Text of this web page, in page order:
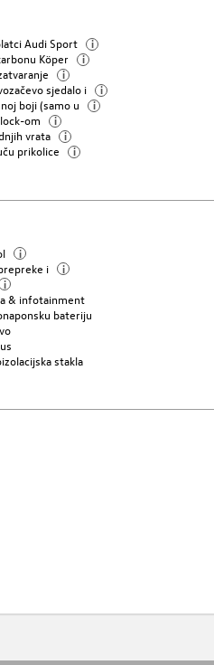
Audi Sport i
Köper i
i
sjedalo i i
boji (samo u i
om i
vrata i
prikolice i
i
i i
i
& infotainment
bateriju
stakla